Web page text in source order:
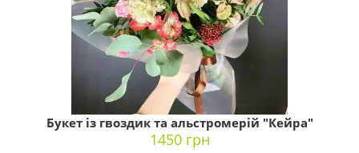
Букет із гвоздик та альстромерій "Кейра"
1450 грн